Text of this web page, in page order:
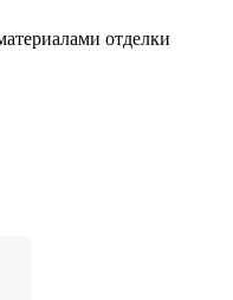
отделки